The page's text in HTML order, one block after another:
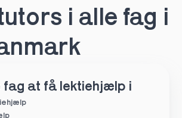
i alle fag i
fag at få lektiehjælp i